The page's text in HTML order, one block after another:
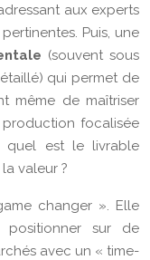
aux experts
Puis, une
(souvent sous
qui permet de
même de maîtriser
focalisée
quel est le livrable
valeur ?
changer ». Elle
positionner sur de
avec un « time-